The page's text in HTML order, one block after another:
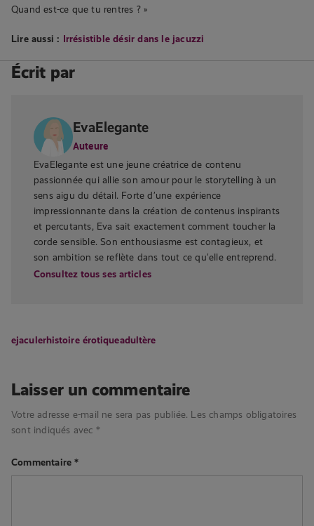
Quand est-ce que tu rentres ? »
Lire aussi : Irrésistible désir dans le jacuzzi
Écrit par
EvaElegante
Auteure
EvaElegante est une jeune créatrice de contenu
passionnée qui allie son amour pour le storytelling à un
sens aigu du détail. Forte d’une expérience
impressionnante dans la création de contenus inspirants
et percutants, Eva sait exactement comment toucher la
corde sensible. Son enthousiasme est contagieux, et
son ambition se reflète dans tout ce qu’elle entreprend.
Consultez tous ses articles
ejaculerhistoire érotiqueadultère
Laisser un commentaire
Votre adresse e-mail ne sera pas publiée. Les champs obligatoires
sont indiqués avec *
Commentaire*